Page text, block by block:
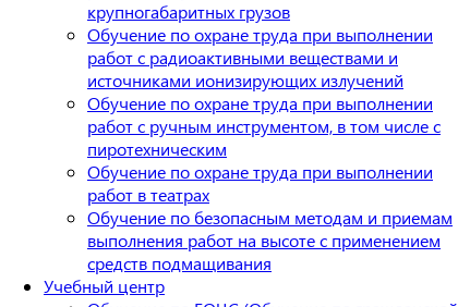
крупногабаритных грузов
Обучение по охране труда при выполнении
работ с радиоактивными веществами и
источниками ионизирующих излучений
Обучение по охране труда при выполнении
работ с ручным инструментом, в том числе с
пиротехническим
Обучение по охране труда при выполнении
работ в театрах
Обучение по безопасным методам и приемам
выполнения работ на высоте с применением
средств подмащивания
Учебный центр